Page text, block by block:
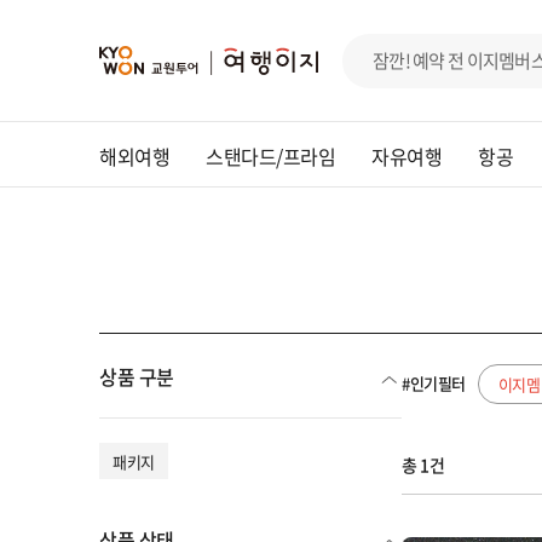
해외여행 스탠다드/프라임 자유여행 항공
상품 구분
패키지
#인기필터 이지
총 1건